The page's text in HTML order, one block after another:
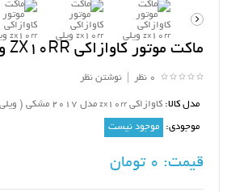
ماکت موتور کاوازاکی ZX10RR ویلی
0 نظر نوشتن نظر
مدل کالا: کاوازاکی zx10rr مدل 2017 مشکی ( ویلی )
موجودی: موجود نیست
قیمت: